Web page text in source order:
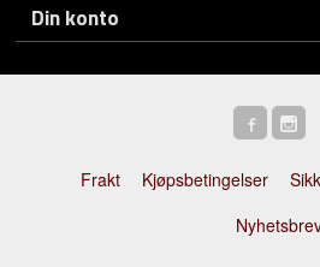
Din konto
Frakt Kjøpsbetingelser